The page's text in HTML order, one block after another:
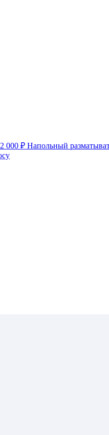
000 ₽ Напольный